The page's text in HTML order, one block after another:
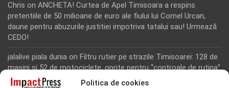
Politica de cookies
Chris on ANCHETA! Curtea de Apel Timisoara a respins
pretentiile de 50 milioane de euro ale fiului lui Cornel Urcan,
daune pentru abuzurile justitiei impotriva tatalui sau! Urmează
CEDO!
jalalive piala dunia on Filtru rutier pe strazile Timisoarei: 128 de
masini si 52 de motociclete, oprite pentru “controale de rutina”